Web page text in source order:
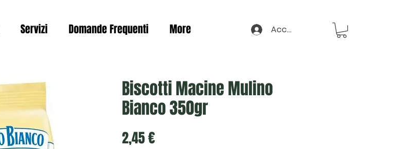
Servizi Domande Frequenti More Accedi
Biscotti Macine Mulino
Bianco 350gr
2,45 €Prezzo